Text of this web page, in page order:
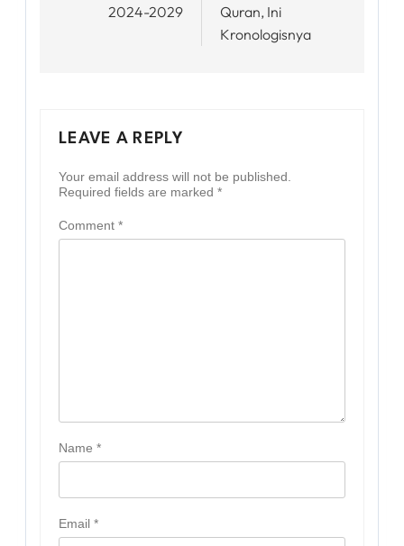
2024-2029
Quran, Ini
Kronologisnya
LEAVE A REPLY
Your email address will not be published.
Required fields are marked *
Comment *
Name *
Email *